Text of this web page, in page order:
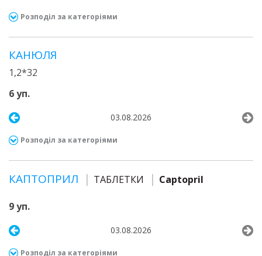
Розподіл за категоріями
КАНЮЛЯ
1,2*32
6 уп.
03.08.2026
Розподіл за категоріями
КАПТОПРИЛ ТАБЛЕТКИ Captopril
9 уп.
03.08.2026
Розподіл за категоріями